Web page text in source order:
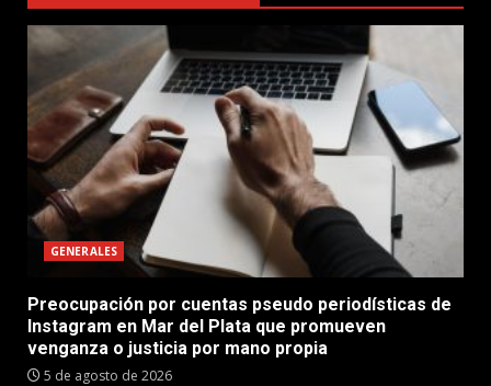
GENERALES
Preocupación por cuentas pseudo periodísticas de
Instagram en Mar del Plata que promueven
venganza o justicia por mano propia
5 de agosto de 2026